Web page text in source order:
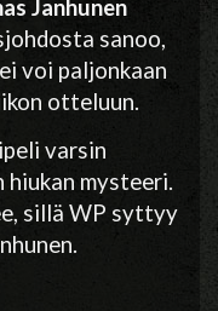
Janhunen
sanoo,
voi paljonkaan
otteluun.
varsin
hiukan mysteeri.
sillä WP syttyy